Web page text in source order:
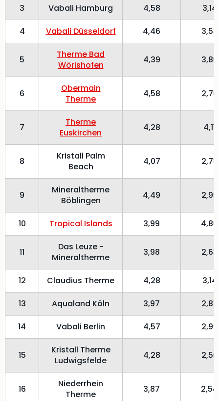
3 Vabali Hamburg 4,58 3,14
4 Vabali Düsseldorf 4,46 3,53
5
Therme Bad
Wörishofen
4,39 3,80
6
Obermain
Therme
4,58 2,70
7
Therme
Euskirchen
4,28 4,11
8
Kristall Palm
Beach
4,07 2,78
9
Mineraltherme
Böblingen
4,49 2,99
10 Tropical Islands 3,99 4,80
11
Das Leuze -
Mineraltherme
3,98 2,63
12 Claudius Therme 4,28 3,14
13 Aqualand Köln 3,97 2,87
14 Vabali Berlin 4,57 2,99
15
Kristall Therme
Ludwigsfelde
4,28 2,50
16
Niederrhein
Therme
3,87 2,54